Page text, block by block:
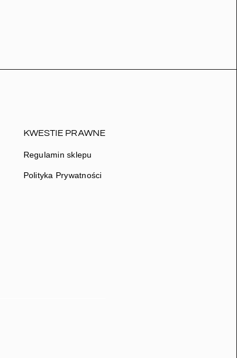
KWESTIE PRAWNE
Regulamin sklepu
Polityka Prywatności